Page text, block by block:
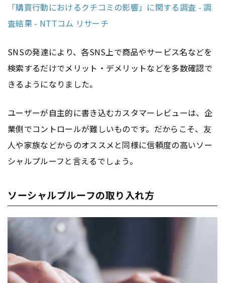
「購買行動におけるクチコミの影響」に関する調査 - 調
査結果 - NTTコム リサーチ
SNSの発達により、各SNS上で商品やサービス名などを
検索するだけでメリット・デメリットなどを多数確認で
きるようになりました。
ユーザーが自主的に書き込むカスタマーレビューは、企
業側でコントロールが難しいものです。だからこそ、友
人や家族などからのオススメと同様に信頼度の高いソー
シャルプルーフと言えるでしょう。
ソーシャルプルーフの取り入れ方